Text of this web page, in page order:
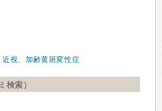
近視、加齢黄斑変性症
検索）